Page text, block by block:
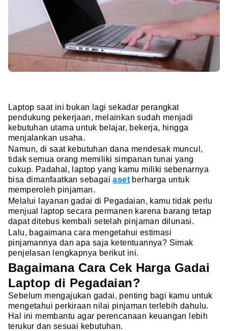
Laptop saat ini bukan lagi sekadar perangkat
pendukung pekerjaan, melainkan sudah menjadi
kebutuhan utama untuk belajar, bekerja, hingga
menjalankan usaha.
Namun, di saat kebutuhan dana mendesak muncul,
tidak semua orang memiliki simpanan tunai yang
cukup. Padahal, laptop yang kamu miliki sebenarnya
bisa dimanfaatkan sebagaiaset berharga untuk
memperoleh pinjaman.
Melalui layanan gadai di Pegadaian, kamu tidak perlu
menjual laptop secara permanen karena barang tetap
dapat ditebus kembali setelah pinjaman dilunasi.
Lalu, bagaimana cara mengetahui estimasi
pinjamannya dan apa saja ketentuannya? Simak
penjelasan lengkapnya berikut ini.
Bagaimana Cara Cek Harga Gadai
Laptop di Pegadaian?
Sebelum mengajukan gadai, penting bagi kamu untuk
mengetahui perkiraan nilai pinjaman terlebih dahulu.
Hal ini membantu agar perencanaan keuangan lebih
terukur dan sesuai kebutuhan.